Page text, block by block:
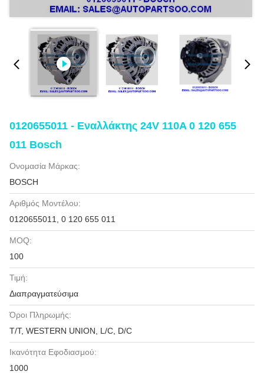
0120655011 - Εναλλάκτης 24V 110A 0 120 655
011 Bosch
Ονομασία Μάρκας:
BOSCH
Αριθμός Μοντέλου:
0120655011, 0 120 655 011
MOQ:
100
Τιμή:
Διαπραγματεύσιμα
Όροι Πληρωμής:
T/T, WESTERN UNION, L/C, D/C
Ικανότητα Εφοδιασμού:
1000